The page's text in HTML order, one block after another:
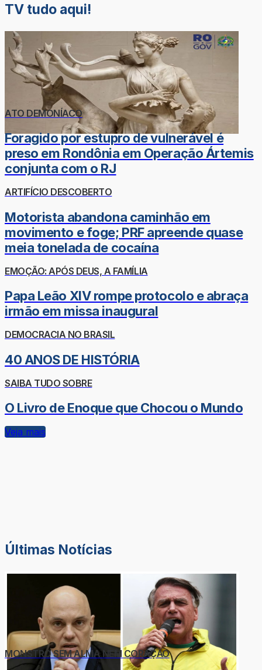
TV tudo aqui!
ATO DEMONÍACO
Foragido por estupro de vulnerável é
preso em Rondônia em Operação Ártemis
conjunta com o RJ
ARTIFÍCIO DESCOBERTO
Motorista abandona caminhão em
movimento e foge; PRF apreende quase
meia tonelada de cocaína
EMOÇÃO: APÓS DEUS, A FAMÍLIA
Papa Leão XIV rompe protocolo e abraça
irmão em missa inaugural
DEMOCRACIA NO BRASIL
40 ANOS DE HISTÓRIA
SAIBA TUDO SOBRE
O Livro de Enoque que Chocou o Mundo
Veja mais
Últimas Notícias
MONSTRO SEM ALMA NEM CORAÇÃO